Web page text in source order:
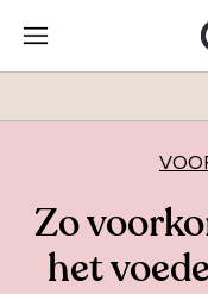
Zo
het